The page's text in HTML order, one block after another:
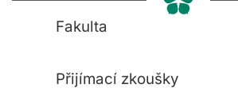
Fakulta
Přijímací zkoušky